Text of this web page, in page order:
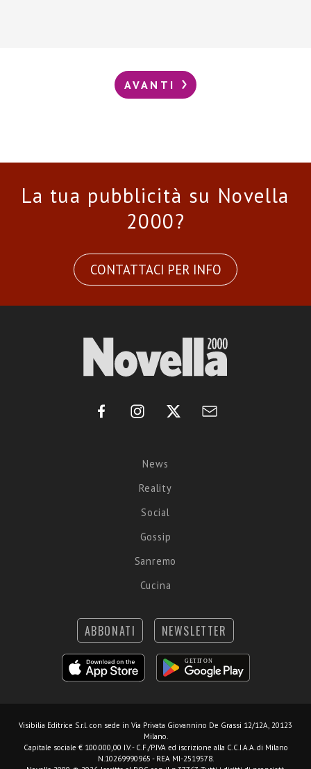
AVANTI
La tua pubblicità su Novella
2000?
CONTATTACI PER INFO
News
Reality
Social
Gossip
Sanremo
Cucina
ABBONATI NEWSLETTER
Visibilia Editrice S.r.l. con sede in Via Privata Giovannino De Grassi 12/12A, 20123
Milano.
Capitale sociale € 100.000,00 I.V. - C.F./P.IVA ed iscrizione alla C.C.I.A.A. di Milano
N.10269990965 - REA MI-2519578.